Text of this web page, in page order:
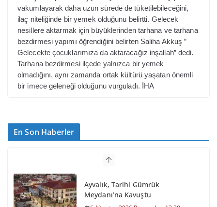
vakumlayarak daha uzun sürede de tüketilebileceğini,
ilaç niteliğinde bir yemek olduğunu belirtti. Gelecek
nesillere aktarmak için büyüklerinden tarhana ve tarhana
bezdirmesi yapımı öğrendiğini belirten Saliha Akkuş ”
Gelecekte çocuklarımıza da aktaracağız inşallah” dedi.
Tarhana bezdirmesi ilçede yalnızca bir yemek
olmadığını, aynı zamanda ortak kültürü yaşatan önemli
bir imece geleneği olduğunu vurguladı. İHA
En Son Haberler
Ayvalık, Tarihi Gümrük
Meydanı’na Kavuştu